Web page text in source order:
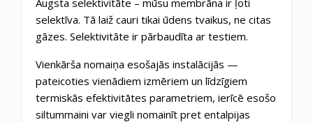
selektīva. Tā laiž cauri tikai ūdens tvaikus, ne citas
gāzes. Selektivitāte ir pārbaudīta ar testiem.
Vienkārša nomaiņa esošajās instalācijās —
pateicoties vienādiem izmēriem un līdzīgiem
termiskās efektivitātes parametriem, ierīcē esošo
siltummaini var viegli nomainīt pret entalpijas